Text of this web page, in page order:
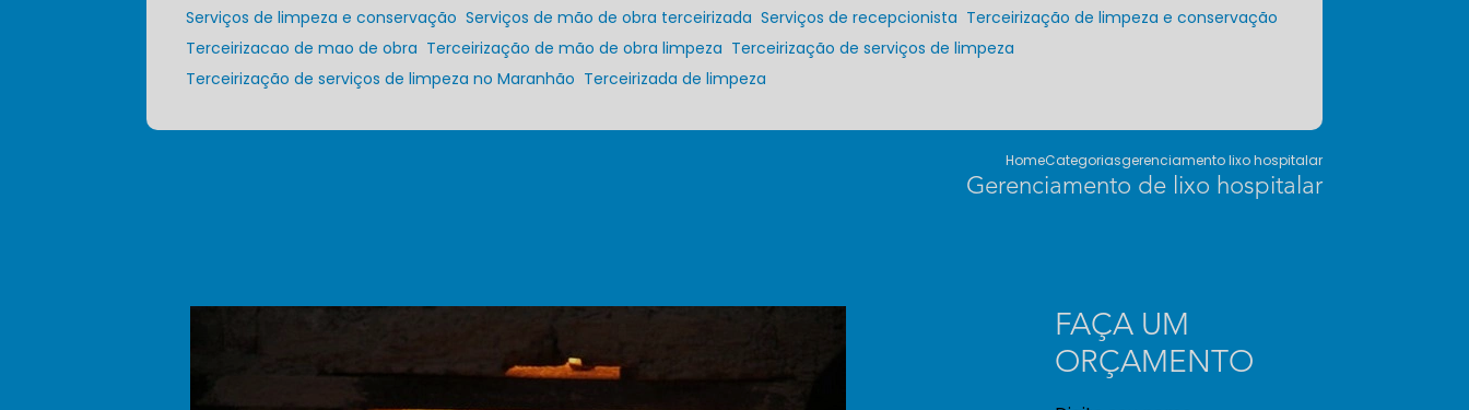
Serviços de limpeza e conservação
Serviços de mão de obra terceirizada Serviços de recepcionista
Terceirização de limpeza e conservação
Terceirizacao de mao de obra
Terceirização de mão de obra limpeza
Terceirização de serviços de limpeza
Terceirização de serviços de limpeza no Maranhão
Terceirizada de limpeza
HomeCategoriasgerenciamento lixo hospitalar
Gerenciamento de lixo hospitalar
FAÇA UM
ORÇAMENTO